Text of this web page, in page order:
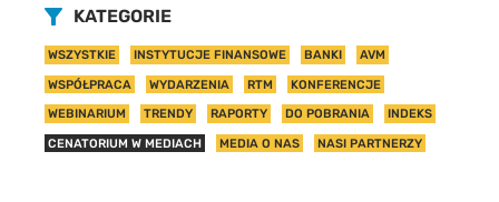
KATEGORIE
WSZYSTKIE INSTYTUCJE FINANSOWE BANKI AVM
WSPÓŁPRACA WYDARZENIA RTM KONFERENCJE
WEBINARIUM TRENDY RAPORTY DO POBRANIA INDEKS
CENATORIUM W MEDIACH MEDIA O NAS NASI PARTNERZY